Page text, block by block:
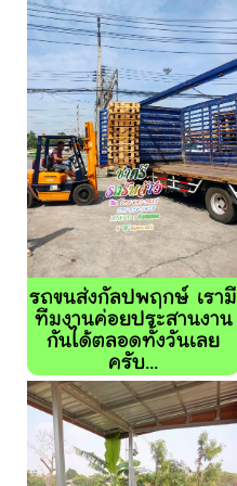
รถขนส่งกัลปพฤกษ์ เรามี
ทีมงานค่อยประสานงาน
กันได้ตลอดทั้งวันเลย
ครับ...